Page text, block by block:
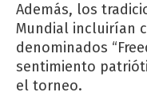
Además, los
Mundial incluirían
denominados
sentimiento
el torneo.